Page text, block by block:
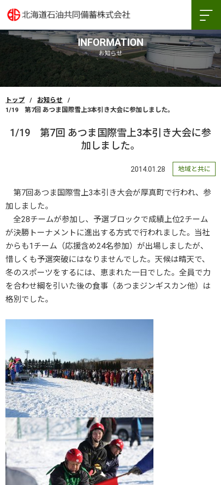
INFORMATION
お知らせ
トップ
お知らせ
1/19 第7回 あつま国際雪上3本引き大会に参加しました。
1/19 第7回 あつま国際雪上3本引き大会に参
加しました。
2014.01.28 地域と共に
第7回あつま国際雪上3本引き大会が厚真町で行われ、参
加しました。
全28チームが参加し、予選ブロックで成績上位2チーム
が決勝トーナメントに進出する方式で行われました。当社
からも1チーム（応援含め24名参加）が出場しましたが、
惜しくも予選突破にはなりませんでした。天候は晴天で、
冬のスポーツをするには、恵まれた一日でした。全員で力
を合わせ綱を引いた後の食事（あつまジンギスカン他）は
格別でした。